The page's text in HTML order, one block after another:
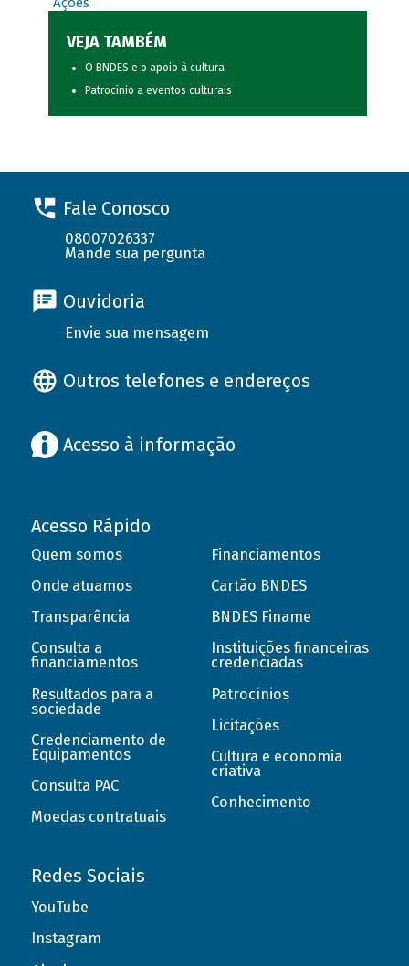
VEJA TAMBÉM
O BNDES e o apoio à cultura
Patrocínio a eventos culturais
Fale Conosco
08007026337
Mande sua pergunta
Ouvidoria
Envie sua mensagem
Outros telefones e endereços
Acesso à informação
Acesso Rápido
Quem somos
Onde atuamos
Transparência
Consulta a
financiamentos
Resultados para a
sociedade
Credenciamento de
Equipamentos
Consulta PAC
Moedas contratuais
Financiamentos
Cartão BNDES
BNDES Finame
Instituições financeiras
credenciadas
Patrocínios
Licitações
Cultura e economia
criativa
Conhecimento
Redes Sociais
YouTube
Instagram